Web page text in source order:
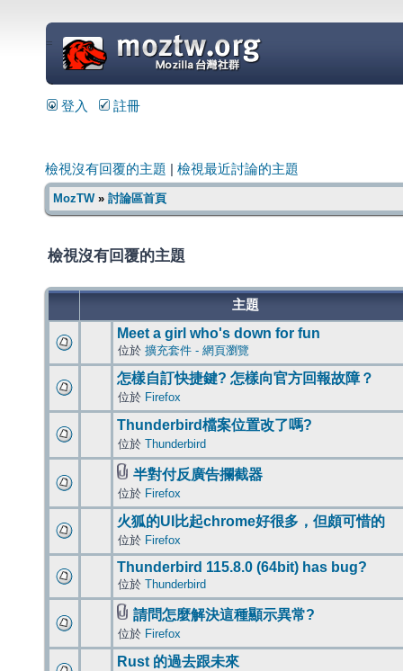
=
登入 註冊
檢視沒有回覆的主題 檢視最近討論的主題
MozTW» 討論區首頁
檢視沒有回覆的主題
主題
Meet a girl who's down for fun
位於 擴充套件 - 網頁瀏覽
怎樣自訂快捷鍵? 怎樣向官方回報故障？
位於 Firefox
Thunderbird檔案位置改了嗎?
位於 Thunderbird
半對付反廣告攔截器
位於 Firefox
火狐的UI比起chrome好很多，但頗可惜的
位於 Firefox
Thunderbird 115.8.0 (64bit) has bug?
位於 Thunderbird
請問怎麼解決這種顯示異常?
位於 Firefox
Rust 的過去跟未來